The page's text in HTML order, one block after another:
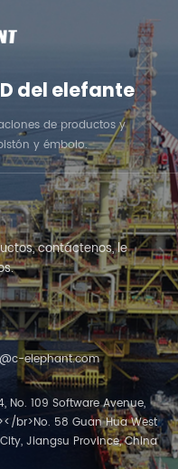
del elefante
de productos y
y émbolo.
contáctenos, le
elephant.com
No. 109 Software Avenue,
br>No. 58 Guan Hua West
Jiangsu Province, China